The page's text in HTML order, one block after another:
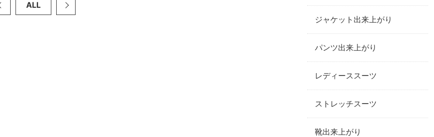
ALL
ジャケット出来上がり
パンツ出来上がり
レディーススーツ
ストレッチスーツ
靴出来上がり